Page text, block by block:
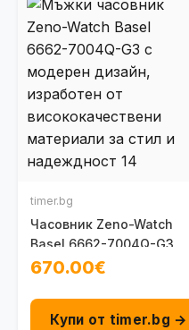
timer.bg
Часовник Zeno-Watch
Basel 6662-7004Q-G3
670.00€
Купи от timer.bg →